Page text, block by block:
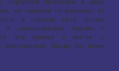
сургутяне проиграли в двух
но сыграли по-разному: от
в первом сете против
в завершающей партии с
эта кривая в матче с
невозможно. Вроде бы ниже